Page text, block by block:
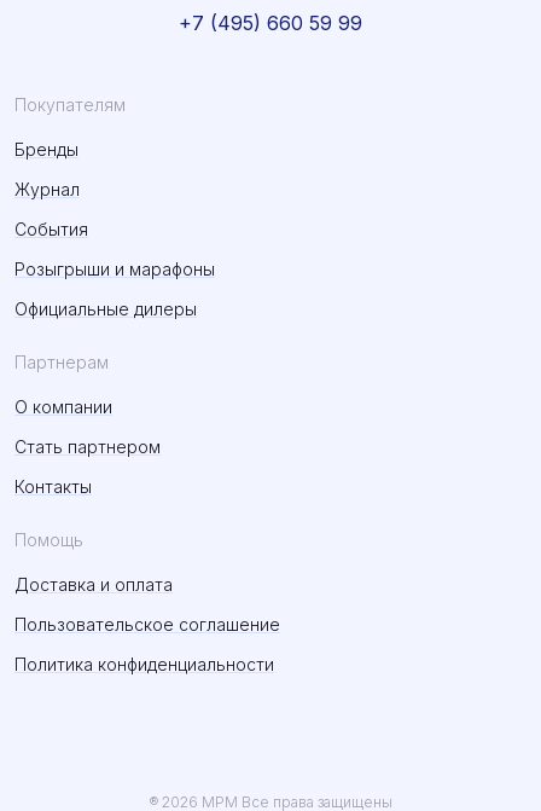
Покупателям
Бренды
Журнал
События
Розыгрыши и марафоны
Официальные дилеры
Партнерам
О компании
Стать партнером
Контакты
Помощь
Доставка и оплата
Пользовательское соглашение
Политика конфиденциальности
+7 (495) 660 59 99
® 2026 MPM Все права защищены